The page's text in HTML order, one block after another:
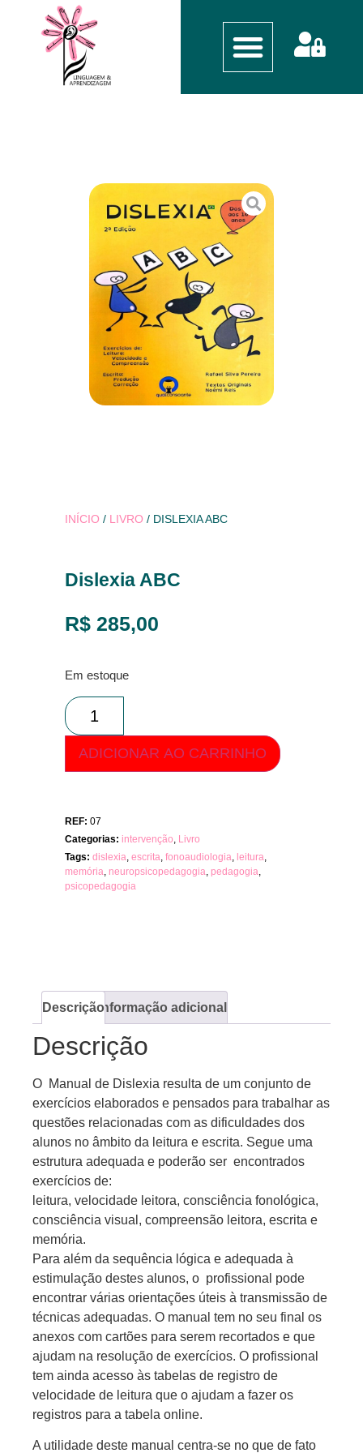
INÍCIO / LIVRO / DISLEXIA ABC
Dislexia ABC
R$ 285,00
Em estoque
ADICIONAR AO CARRINHO
REF: 07
Categorias: intervenção Livro
Tags: dislexia escrita fonoaudiologia leitura
memória neuropsicopedagogia pedagogia
psicopedagogia
DescriçãoInformação adicional
Descrição
O Manual de Dislexia resulta de um conjunto de
exercícios elaborados e pensados para trabalhar as
questões relacionadas com as dificuldades dos
alunos no âmbito da leitura e escrita. Segue uma
estrutura adequada e poderão ser encontrados
exercícios de:
leitura, velocidade leitora, consciência fonológica,
consciência visual, compreensão leitora, escrita e
memória.
Para além da sequência lógica e adequada à
estimulação destes alunos, o profissional pode
encontrar várias orientações úteis à transmissão de
técnicas adequadas. O manual tem no seu final os
anexos com cartões para serem recortados e que
ajudam na resolução de exercícios. O profissional
tem ainda acesso às tabelas de registro de
velocidade de leitura que o ajudam a fazer os
registros para a tabela online.
A utilidade deste manual centra-se no que de fato